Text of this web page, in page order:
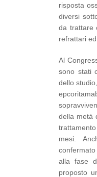
risposta
diversi
da trattare
refrattari
Al
sono stati
dello
della metà
mesi.
alla fase
proposto